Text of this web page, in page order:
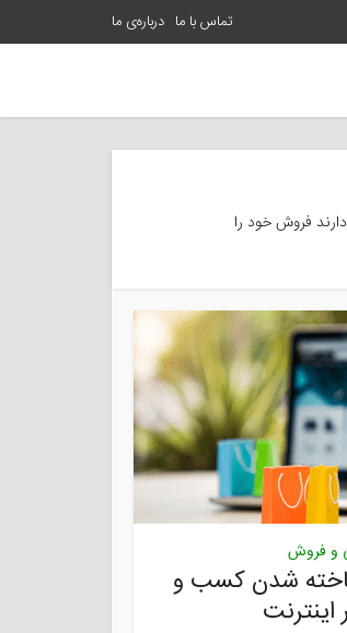
تماس با ما درباره‌ی ما
فروش خود را
و فروش
شدن کسب و
اینترنت